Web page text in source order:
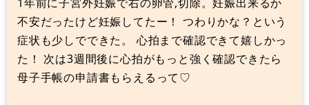
不安だったけど妊娠してたー！ つわりかな？という
症状も少しでできた。 心拍まで確認できて嬉しかっ
た！ 次は3週間後に心拍がもっと強く確認できたら
母子手帳の申請書もらえるって♡